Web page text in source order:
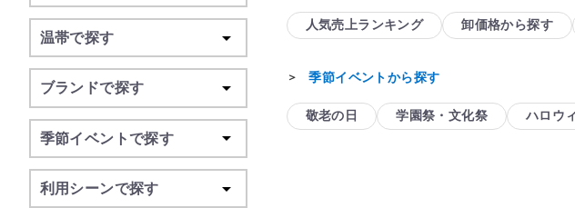
人気売上ランキング 卸価格から探す
＞季節イベントから探す
敬老の日 学園祭・文化祭 ハロウ
温帯で探す
ブランドで探す
季節イベントで探す
利用シーンで探す